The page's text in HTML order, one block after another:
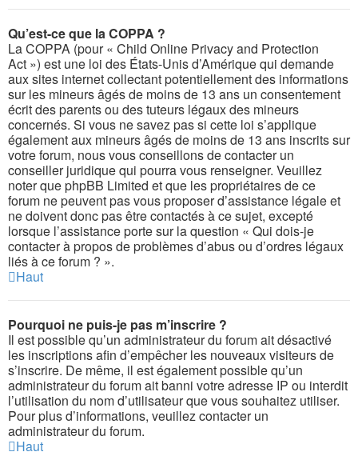
Qu’est-ce que la COPPA ?
La COPPA (pour « Child Online Privacy and Protection
Act ») est une loi des États-Unis d’Amérique qui demande
aux sites internet collectant potentiellement des informations
sur les mineurs âgés de moins de 13 ans un consentement
écrit des parents ou des tuteurs légaux des mineurs
concernés. Si vous ne savez pas si cette loi s’applique
également aux mineurs âgés de moins de 13 ans inscrits sur
votre forum, nous vous conseillons de contacter un
conseiller juridique qui pourra vous renseigner. Veuillez
noter que phpBB Limited et que les propriétaires de ce
forum ne peuvent pas vous proposer d’assistance légale et
ne doivent donc pas être contactés à ce sujet, excepté
lorsque l’assistance porte sur la question « Qui dois-je
contacter à propos de problèmes d’abus ou d’ordres légaux
liés à ce forum ? ».
Haut
Pourquoi ne puis-je pas m’inscrire ?
Il est possible qu’un administrateur du forum ait désactivé
les inscriptions afin d’empêcher les nouveaux visiteurs de
s’inscrire. De même, il est également possible qu’un
administrateur du forum ait banni votre adresse IP ou interdit
l’utilisation du nom d’utilisateur que vous souhaitez utiliser.
Pour plus d’informations, veuillez contacter un
administrateur du forum.
Haut